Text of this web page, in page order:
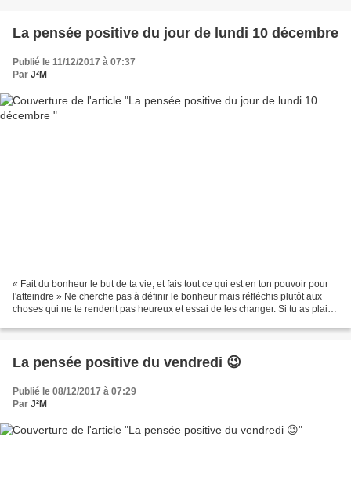
La pensée positive du jour de lundi 10 décembre
Publié le 11/12/2017 à 07:37
Par J²M
« Fait du bonheur le but de ta vie, et fais tout ce qui est en ton pouvoir pour
l'atteindre » Ne cherche pas à définir le bonheur mais réfléchis plutôt aux
choses qui ne te rendent pas heureux et essai de les changer. Si tu as plaisir
La pensée positive du vendredi 😉
Publié le 08/12/2017 à 07:29
Par J²M